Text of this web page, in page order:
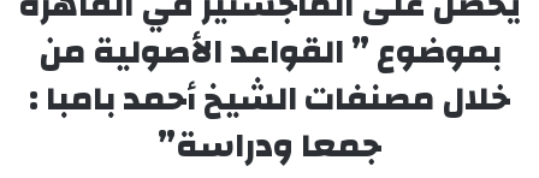
بموضوع ” القواعد الأصولية من
خلال مصنفات الشيخ أحمد بامبا :
جمعا ودراسة”